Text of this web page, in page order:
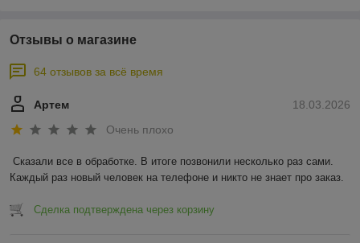
Отзывы о магазине
64 отзывов за всё время
18.03.2026
Артем
Очень плохо
Сказали все в обработке. В итоге позвонили несколько раз сами.
Каждый раз новый человек на телефоне и никто не знает про заказ.
Сделка подтверждена через корзину